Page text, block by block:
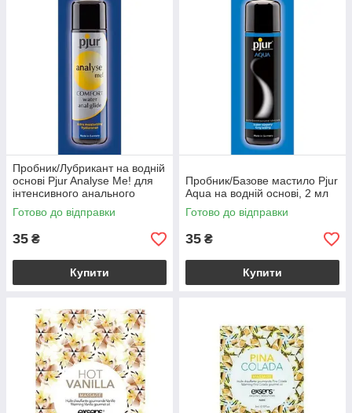
Пробник/Лубрикант на водній
основі Pjur Analyse Me! для
інтенсивного анального
сексу, 2 мл
Готово до відправки
35 ₴
Купити
Пробник/Базове мастило Pjur
Aqua на водній основі, 2 мл
Готово до відправки
35 ₴
Купити